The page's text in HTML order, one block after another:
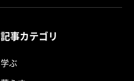
記事カテゴリ
学ぶ